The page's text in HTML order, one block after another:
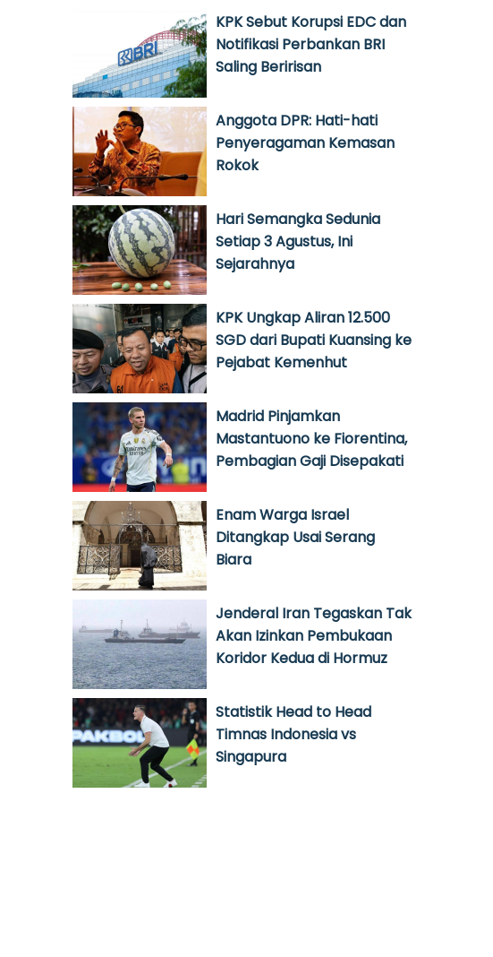
KPK Sebut Korupsi EDC dan
Notifikasi Perbankan BRI
Saling Beririsan
Anggota DPR: Hati-hati
Penyeragaman Kemasan
Rokok
Hari Semangka Sedunia
Setiap 3 Agustus, Ini
Sejarahnya
KPK Ungkap Aliran 12.500
SGD dari Bupati Kuansing ke
Pejabat Kemenhut
Madrid Pinjamkan
Mastantuono ke Fiorentina,
Pembagian Gaji Disepakati
Enam Warga Israel
Ditangkap Usai Serang
Biara
Jenderal Iran Tegaskan Tak
Akan Izinkan Pembukaan
Koridor Kedua di Hormuz
Statistik Head to Head
Timnas Indonesia vs
Singapura